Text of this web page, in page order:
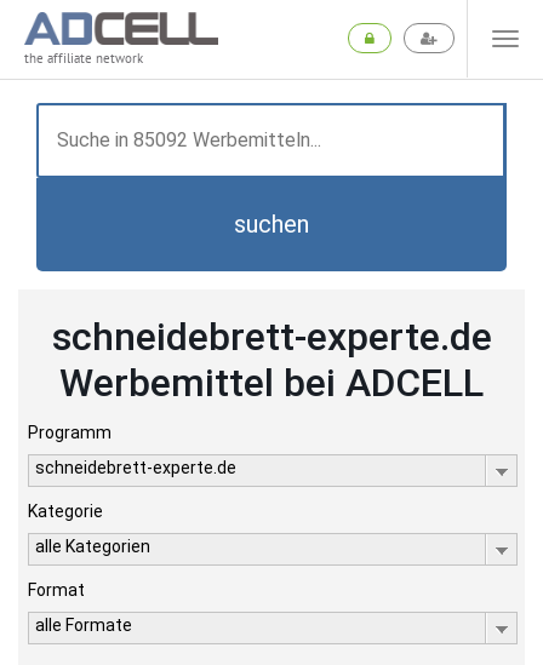
the affiliate network
suchen
schneidebrett-experte.de
Werbemittel bei ADCELL
Programm
schneidebrett-experte.de
Kategorie
alle Kategorien
Format
alle Formate